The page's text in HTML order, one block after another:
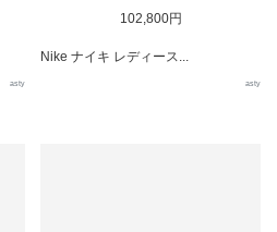
asty
102,800円
Nike ナイキ レディース...
asty